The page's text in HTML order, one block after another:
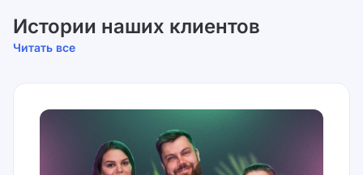
Истории наших клиентов
Читать все